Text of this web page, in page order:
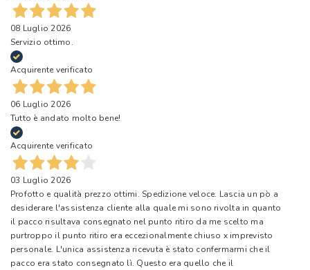
08 Luglio 2026
Servizio ottimo.
Acquirente verificato
06 Luglio 2026
Tutto è andato molto bene!
Acquirente verificato
03 Luglio 2026
Profotto e qualità prezzo ottimi. Spedizione veloce. Lascia un pò a
desiderare l'assistenza cliente alla quale mi sono rivolta in quanto
il pacco risultava consegnato nel punto ritiro da me scelto ma
purtroppo il punto ritiro era eccezionalmente chiuso x imprevisto
personale. L'unica assistenza ricevuta è stato confermarmi che il
pacco era stato consegnato lì. Questo era quello che il